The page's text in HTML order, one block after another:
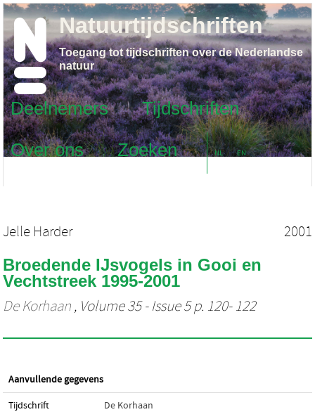
Deelnemers
Tijdschriften
Over ons
Zoeken NL EN
Natuurtijdschriften
Toegang tot tijdschriften over de Nederlandse
natuur
Jelle Harder 2001
Broedende IJsvogels in Gooi en
Vechtstreek 1995-2001
De Korhaan , Volume 35 - Issue 5 p. 120- 122
Aanvullende gegevens
Tijdschrift De Korhaan